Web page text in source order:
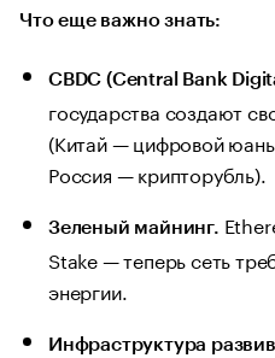
Что еще важно знать:
CBDC (Central Bank
государства создают
(Китай — цифровой
Россия — крипторубль).
Зеленый майнинг.
Stake — теперь сеть
энергии.
Инфраструктура